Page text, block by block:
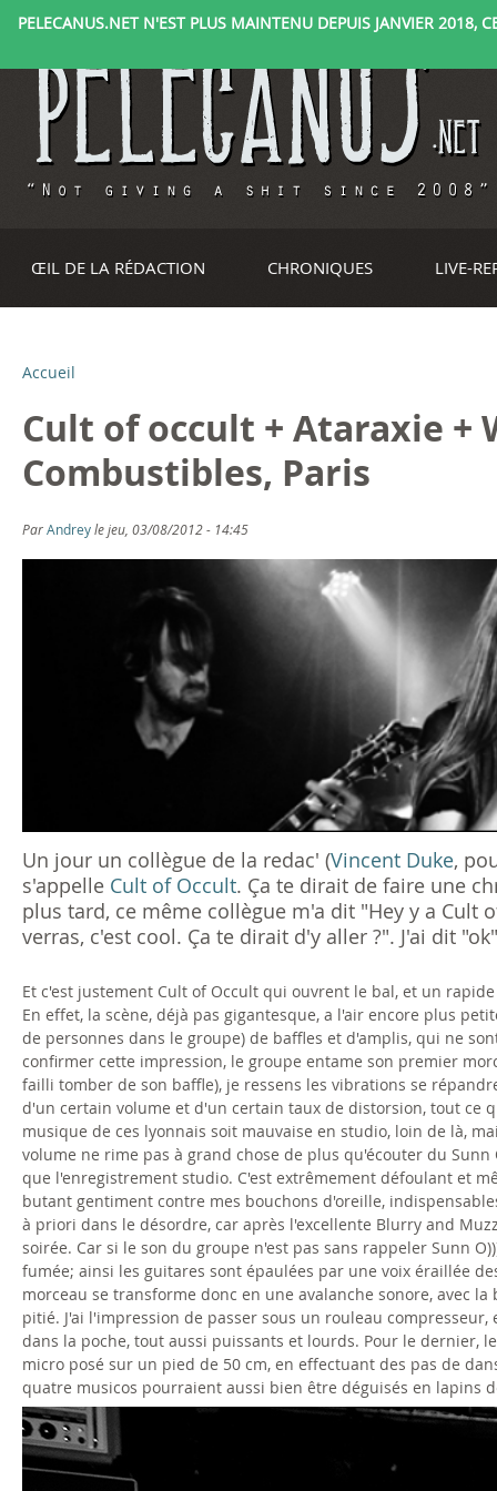
PELECANUS.NET N'EST PLUS MAINTENU DEPUIS JANVIER 2018,
ŒIL DE LA RÉDACTION CHRONIQUES LIVE-
V
o
u
s
ê
i
Accueil
Cult of occult + Ataraxie +
Combustibles, Paris
ParAndreyle jeu, 03/08/2012 - 14:45
Un jour un collègue de la redac' (Vincent Duke,
s'appelle Cult of Occult. Ça te dirait de faire une
plus tard, ce même collègue m'a dit "Hey y a Cult
verras, c'est cool. Ça te dirait d'y aller ?". J'ai dit
Et c'est justement Cult of Occult qui ouvrent le bal, et un
En effet, la scène, déjà pas gigantesque, a l'air encore plus
de personnes dans le groupe) de baffles et d'amplis, qui ne
confirmer cette impression, le groupe entame son premier
failli tomber de son baffle), je ressens les vibrations se
d'un certain volume et d'un certain taux de distorsion, tout ce
musique de ces lyonnais soit mauvaise en studio, loin de là,
volume ne rime pas à grand chose de plus qu'écouter du
que l'enregistrement studio. C'est extrêmement défoulant et
butant gentiment contre mes bouchons d'oreille,
à priori dans le désordre, car après l'excellente Blurry and
soirée. Car si le son du groupe n'est pas sans rappeler Sunn
fumée; ainsi les guitares sont épaulées par une voix éraillée
morceau se transforme donc en une avalanche sonore, avec
pitié. J'ai l'impression de passer sous un rouleau
dans la poche, tout aussi puissants et lourds. Pour le
micro posé sur un pied de 50 cm, en effectuant des pas de
quatre musicos pourraient aussi bien être déguisés en lapins
c
u